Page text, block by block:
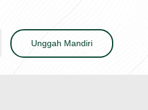
Unggah Mandiri